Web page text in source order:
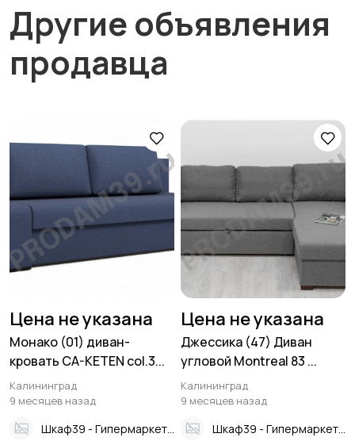
Другие объявления
продавца
Цена не указана
Монако (01) диван-
кровать CA-KETEN col.3...
Калининград
9 месяцев назад
Цена не указана
Джессика (47) Диван
угловой Montreal 83 ...
Калининград
9 месяцев назад